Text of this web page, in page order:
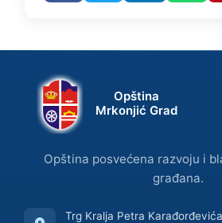
Opština
Mrkonjić Grad
Opština posvećena razvoju i
građana.
Trg Kralja Petra